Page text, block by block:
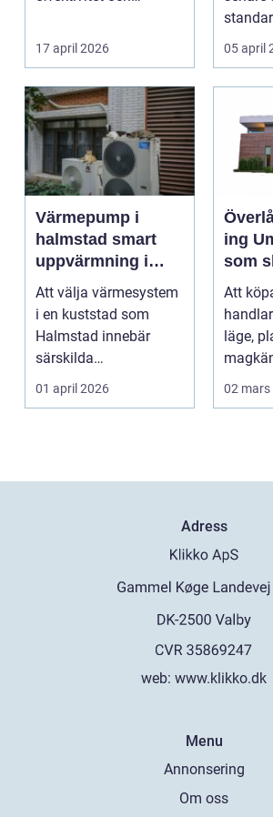
17 april 2026
riktigt
är huset
05 april
Värmepump i
halmstad smart
uppvärmning i
kustklimat
Att välja värmesystem
i en kuststad som
Halmstad innebär
särskilda
förutsättningar. Vind,
fukt, mild...
01 april 2026
ing Umeå
som
Att
läge,
02 mars
Adress
web: www.klikko.dk
Menu
Annonsering
Om oss